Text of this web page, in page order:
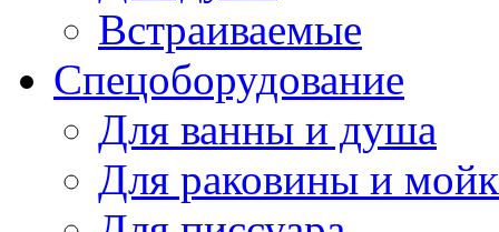
Встраиваемые
Спецоборудование
Для ванны и душа
Для раковины и